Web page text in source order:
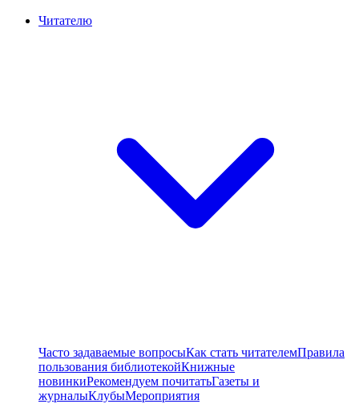
Читателю
Часто задаваемые вопросыКак стать читателемПравила
пользования библиотекойКнижные
новинкиРекомендуем почитатьГазеты и
журналыКлубыМероприятия